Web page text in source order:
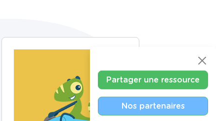
Partager une ressource
Nos partenaires